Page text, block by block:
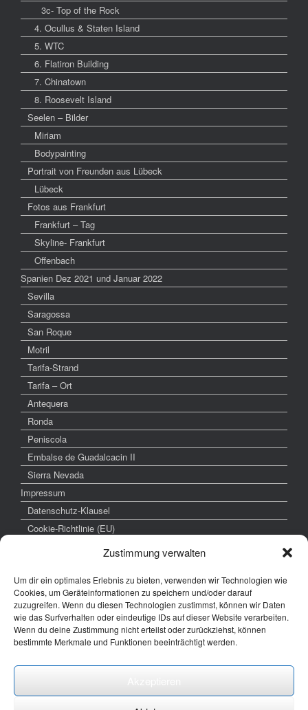
Zustimmung verwalten
Um dir ein optimales Erlebnis zu bieten, verwenden wir Technologien wie
Cookies, um Geräteinformationen zu speichern und/oder darauf
zuzugreifen. Wenn du diesen Technologien zustimmst, können wir Daten
wie das Surfverhalten oder eindeutige IDs auf dieser Website verarbeiten.
Wenn du deine Zustimmung nicht erteilst oder zurückziehst, können
bestimmte Merkmale und Funktionen beeinträchtigt werden.
3c- Top of the Rock
4. Ocullus & Staten Island
5. WTC
6. Flatiron Building
7. Chinatown
8. Roosevelt Island
Seelen – Bilder
Miriam
Bodypainting
Portrait von Freunden aus Lübeck
Lübeck
Fotos aus Frankfurt
Frankfurt – Tag
Skyline- Frankfurt
Offenbach
Spanien Dez 2021 und Januar 2022
Sevilla
Saragossa
San Roque
Motril
Tarifa-Strand
Tarifa – Ort
Antequera
Ronda
Peniscola
Embalse de Guadalcacin II
Sierra Nevada
Impressum
Datenschutz-Klausel
Cookie-Richtlinie (EU)
weitere interessante Links
www.hochzeitsfoto-tk.de
www.fotografie-kraemer.de
E-Mail: thomas ( @) thomas-kraemer-fotografie.de